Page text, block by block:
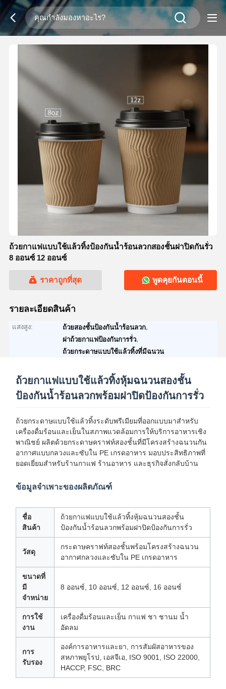
ถ้วยกาแฟแบบใช้แล้วทิ้งป้องกันน้ำร้อนลวกสองชั้นฝาปิดกันรั่ว
8 ออนซ์ 12 ออนซ์
ราคาถูกที่สุด พูดคุยกันตอนนี้
รายละเอียดสินค้า
แสงสูง: ถ้วยสองชั้นป้องกันน้ำร้อนลวก
ฝาถ้วยกาแฟป้องกันการรั่ว
ถ้วยกระดาษแบบใช้แล้วทิ้งที่มีฉนวน
ถ้วยกาแฟแบบใช้แล้วทิ้งหุ้มฉนวนสองชั้น
ป้องกันน้ำร้อนลวกพร้อมฝาปิดป้องกันการรั่ว
ถ้วยกระดาษแบบใช้แล้วทิ้งระดับพรีเมียมที่ออกแบบมาสำหรับ
เครื่องดื่มร้อนและเย็นในสภาพแวดล้อมการให้บริการอาหารเชิง
พาณิชย์ ผลิตด้วยกระดาษคราฟท์สองชั้นที่มีโครงสร้างฉนวนกัน
อากาศแบบกลวงและซับใน PE เกรดอาหาร มอบประสิทธิภาพที่
ยอดเยี่ยมสำหรับร้านกาแฟ ร้านอาหาร และธุรกิจสั่งกลับบ้าน
ข้อมูลจำเพาะของผลิตภัณฑ์
ชื่อ
สินค้า
ถ้วยกาแฟแบบใช้แล้วทิ้งหุ้มฉนวนสองชั้น
ป้องกันน้ำร้อนลวกพร้อมฝาปิดป้องกันการรั่ว
วัสดุ
กระดาษคราฟท์สองชั้นพร้อมโครงสร้างฉนวน
อากาศกลวงและซับใน PE เกรดอาหาร
ขนาดที่
มี
จำหน่าย
8 ออนซ์, 10 ออนซ์, 12 ออนซ์, 16 ออนซ์
การใช้
งาน
เครื่องดื่มร้อนและเย็น กาแฟ ชา ชานม น้ำ
อัดลม
การ
รับรอง
องค์การอาหารและยา, การสัมผัสอาหารของ
สหภาพยุโรป, เอสจีเอ, ISO 9001, ISO 22000,
HACCP, FSC, BRC